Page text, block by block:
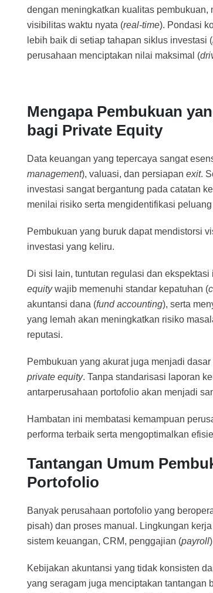
dengan meningkatkan kualitas
visibilitas waktu nyata (real-time). Pondasi
lebih baik di setiap tahapan siklus investasi (
perusahaan menciptakan nilai maksimal (
Mengapa Pembukuan
bagi Private Equity
Data keuangan yang tepercaya sangat
management), valuasi, dan persiapan exit.
investasi sangat bergantung pada catatan
menilai risiko serta mengidentifikasi
Pembukuan yang buruk dapat mendistorsi
investasi yang keliru.
Di sisi lain, tuntutan regulasi dan
equitywajib memenuhi standar kepatuhan (
akuntansi dana (fund accounting), serta
yang lemah akan meningkatkan risiko
reputasi.
Pembukuan yang akurat juga menjadi
private equity. Tanpa standarisasi laporan
antarperusahaan portofolio akan menjadi
Hambatan ini membatasi kemampuan
performa terbaik serta mengoptimalkan
Tantangan Umum
Portofolio
Banyak perusahaan portofolio yang
pisah) dan proses manual. Lingkungan
sistem keuangan, CRM, penggajian (payroll
Kebijakan akuntansi yang tidak konsisten
yang seragam juga menciptakan tantangan